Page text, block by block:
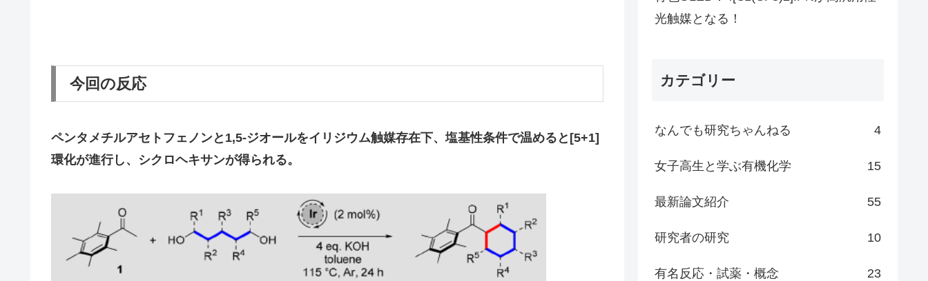
今回の反応
ペンタメチルアセトフェノンと1,5-ジオールをイリジウム触媒存在下、塩基性条件で温めると[5+1]
環化が進行し、シクロヘキサンが得られる。
光触媒となる！
カテゴリー
なんでも研究ちゃんねる 4
女子高生と学ぶ有機化学 15
最新論文紹介 55
研究者の研究 10
有名反応・試薬・概念 23